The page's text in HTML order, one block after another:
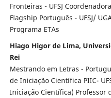
Fronteiras - UFSJ
Flagship Português - UFSJ/
Programa ETAs
Hiago Higor de Lima,
Rei
Mestrando em Letras -
de Iniciação Científica PIIC-
Iniciação Científica) Professor